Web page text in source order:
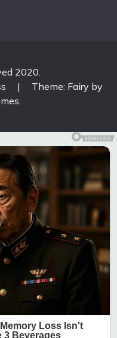
2020.
|
Theme: Fairy by